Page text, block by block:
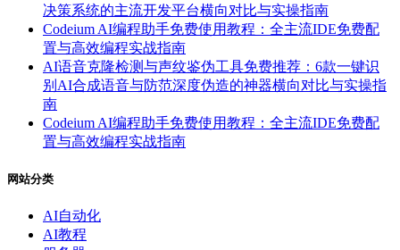
决策系统的主流开发平台横向对比与实操指南
Codeium AI编程助手免费使用教程：全主流IDE免费配
置与高效编程实战指南
AI语音克隆检测与声纹鉴伪工具免费推荐：6款一键识
别AI合成语音与防范深度伪造的神器横向对比与实操指
南
Codeium AI编程助手免费使用教程：全主流IDE免费配
置与高效编程实战指南
网站分类
AI自动化
AI教程